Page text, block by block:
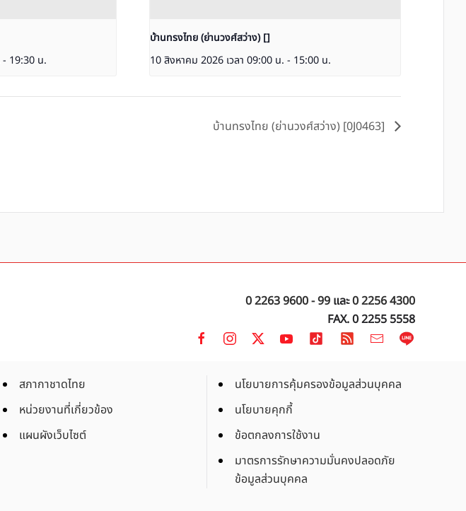
- 19:30 น.
บ้านทรงไทย (ย่านวงศ์สว่าง) []
10 สิงหาคม 2026 เวลา 09:00 น. - 15:00 น.
บ้านทรงไทย (ย่านวงศ์สว่าง) [0J0463]
0 2263 9600 - 99 และ0 2256 4300
FAX. 0 2255 5558
สภากาชาดไทย
หน่วยงานที่เกี่ยวข้อง
แผนผังเว็บไซต์
นโยบายการคุ้มครองข้อมูลส่วนบุคคล
นโยบายคุกกี้
ข้อตกลงการใช้งาน
มาตรการรักษาความมั่นคงปลอดภัย
ข้อมูลส่วนบุคคล